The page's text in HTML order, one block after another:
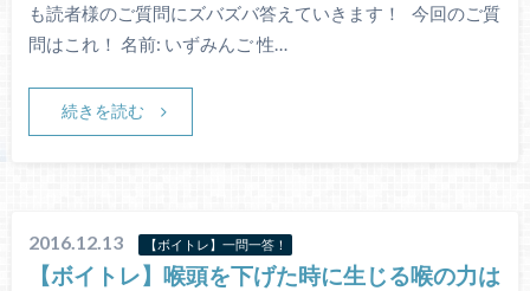
も読者様のご質問にズバズバ答えていきます！ 今回のご質
問はこれ！ 名前: いずみんご 性…
続きを読む
2016.12.13 【ボイトレ】一問一答！
【ボイトレ】喉頭を下げた時に生じる喉の力は